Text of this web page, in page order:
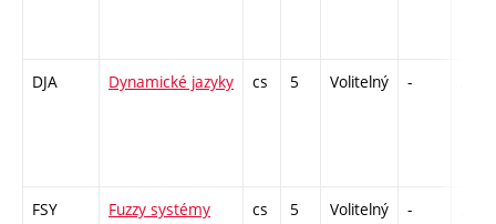
DJA Dynamické jazyky cs 5 Volitelný -
FSY
Fuzzy systémy
cs 5 Volitelný -